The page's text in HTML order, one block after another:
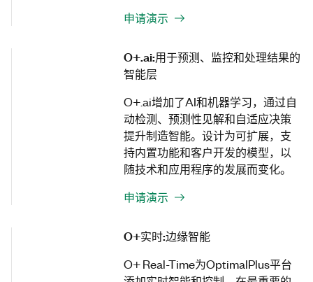
申请演示
O+.ai:用于预测、监控和处理结果的
智能层
O+.ai增加了AI和机器学习，通过自
动检测、预测性见解和自适应决策
提升制造智能。设计为可扩展，支
持内置功能和客户开发的模型，以
随技术和应用程序的发展而变化。
申请演示
O+实时:边缘智能
O+ Real-Time为OptimalPlus平台